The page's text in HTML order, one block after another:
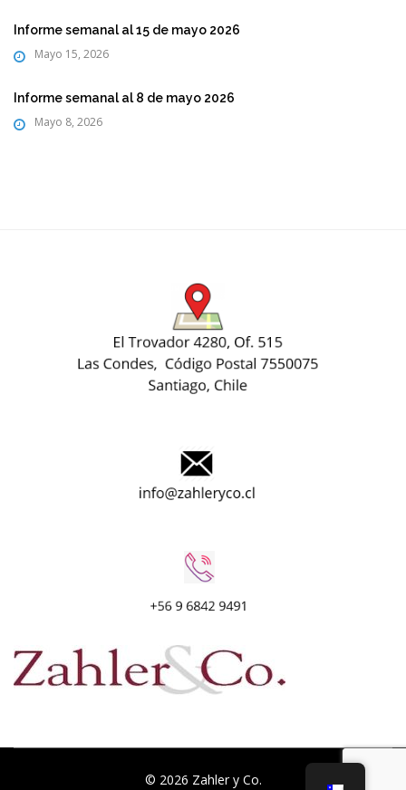
Informe semanal al 15 de mayo 2026
Mayo 15, 2026
Informe semanal al 8 de mayo 2026
Mayo 8, 2026
© 2026 Zahler y Co.